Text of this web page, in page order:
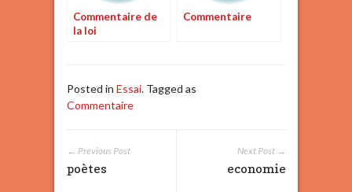
Commentaire de
la loi
Commentaire
Posted in Essai. Tagged as
Commentaire
Next Post →
economie
← Previous Post
poètes